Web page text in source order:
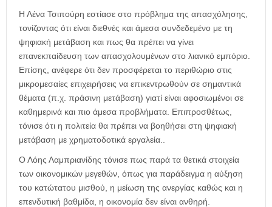
Η Λένα Τσιπούρη εστίασε στο πρόβλημα της απασχόλησης,
τονίζοντας ότι είναι διεθνές και άμεσα συνδεδεμένο με τη
ψηφιακή μετάβαση και πως θα πρέπει να γίνει
επανεκπαίδευση των απασχολουμένων στο λιανικό εμπόριο.
Επίσης, ανέφερε ότι δεν προσφέρεται το περιθώριο στις
μικρομεσαίες επιχειρήσεις να επικεντρωθούν σε σημαντικά
θέματα (π.χ. πράσινη μετάβαση) γιατί είναι αφοσιωμένοι σε
καθημερινά και πιο άμεσα προβλήματα. Επιπροσθέτως,
τόνισε ότι η πολιτεία θα πρέπει να βοηθήσει στη ψηφιακή
μετάβαση με χρηματοδοτικά εργαλεία..
Ο Λόης Λαμπριανίδης τόνισε πως παρά τα θετικά στοιχεία
των οικονομικών μεγεθών, όπως για παράδειγμα η αύξηση
του κατώτατου μισθού, η μείωση της ανεργίας καθώς και η
επενδυτική βαθμίδα, η οικονομία δεν είναι ανθηρή.